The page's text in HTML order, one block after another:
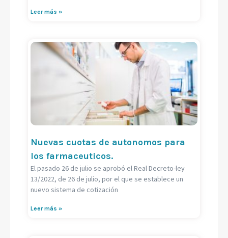
Leer más »
Nuevas cuotas de autonomos para
los farmaceuticos.
El pasado 26 de julio se aprobó el Real Decreto-ley
13/2022, de 26 de julio, por el que se establece un
nuevo sistema de cotización
Leer más »